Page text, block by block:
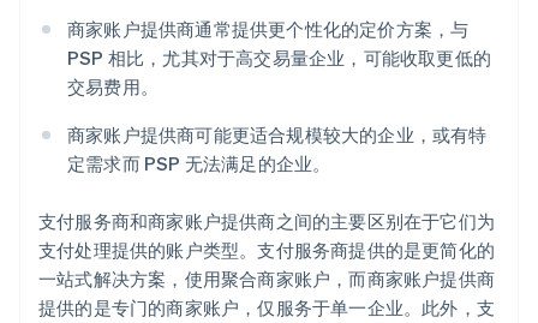
商家账户提供商通常提供更个性化的定价方案，与
PSP 相比，尤其对于高交易量企业，可能收取更低的
交易费用。
商家账户提供商可能更适合规模较大的企业，或有特
定需求而 PSP 无法满足的企业。
支付服务商和商家账户提供商之间的主要区别在于它们为
支付处理提供的账户类型。支付服务商提供的是更简化的
一站式解决方案，使用聚合商家账户，而商家账户提供商
提供的是专门的商家账户，仅服务于单一企业。此外，支